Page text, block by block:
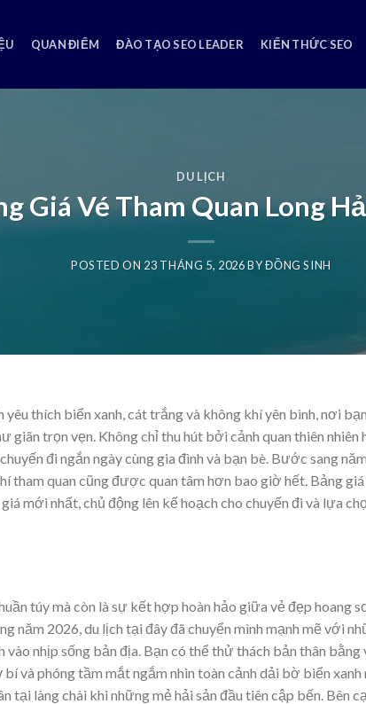
QUAN ĐIỂM ĐÀO TẠO SEO LEADER KIẾN THỨC SEO
DU LỊCH
Giá Vé Tham Quan Long
POSTED ON 23 THÁNG 5, 2026BYĐỒNG SINH
thích biển xanh, cát trắng và không khí yên bình, nơi
trọn vẹn. Không chỉ thu hút bởi cảnh quan thiên nhiên
đi ngắn ngày cùng gia đình và bạn bè. Bước sang
tham quan cũng được quan tâm hơn bao giờ hết. Bảng giá
mới nhất, chủ động lên kế hoạch cho chuyến đi và lựa
túy mà còn là sự kết hợp hoàn hảo giữa vẻ đẹp hoang
năm 2026, du lịch tại đây đã chuyển mình mạnh mẽ với
nhịp sống bản địa. Bạn có thể thử thách bản thân bằng
và phóng tầm mắt ngắm nhìn toàn cảnh dải bờ biển
tại làng chài khi những mẻ hải sản đầu tiên cập bến. Bên